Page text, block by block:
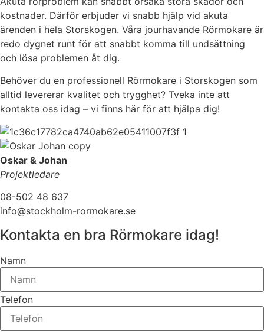
kostnader. Därför erbjuder vi snabb hjälp vid akuta
ärenden i hela Storskogen. Våra jourhavande Rörmokare är
redo dygnet runt för att snabbt komma till undsättning
och lösa problemen åt dig.
Behöver du en professionell Rörmokare i Storskogen som
alltid levererar kvalitet och trygghet? Tveka inte att
kontakta oss idag – vi finns här för att hjälpa dig!
Oskar & Johan
Projektledare
08-502 48 637
info@stockholm-rormokare.se
Kontakta en bra Rörmokare idag!
Namn
Telefon